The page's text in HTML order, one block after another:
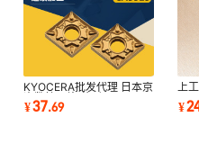
KYOCERA批发代理 日本京
瓷数控刀片 菱形
CNMG120404 硬质合金
¥37.69
上
花
¥